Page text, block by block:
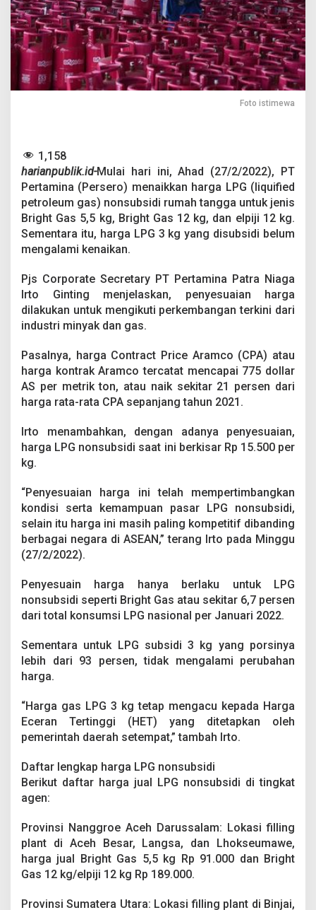
L
P
G
N
o
n
s
u
N
i
k
T
r
s
k
d
u
l
r
B
e
D
a
r
n
y
!
Foto istimewa
1,158
harianpublik.id-Mulai hari ini, Ahad (27/2/2022), PT
Pertamina (Persero) menaikkan harga LPG (liquified
petroleum gas) nonsubsidi rumah tangga untuk jenis
Bright Gas 5,5 kg, Bright Gas 12 kg, dan elpiji 12 kg.
Sementara itu, harga LPG 3 kg yang disubsidi belum
mengalami kenaikan.
Pjs Corporate Secretary PT Pertamina Patra Niaga
Irto Ginting menjelaskan, penyesuaian harga
dilakukan untuk mengikuti perkembangan terkini dari
industri minyak dan gas.
Pasalnya, harga Contract Price Aramco (CPA) atau
harga kontrak Aramco tercatat mencapai 775 dollar
AS per metrik ton, atau naik sekitar 21 persen dari
harga rata-rata CPA sepanjang tahun 2021.
Irto menambahkan, dengan adanya penyesuaian,
harga LPG nonsubsidi saat ini berkisar Rp 15.500 per
kg.
“Penyesuaian harga ini telah mempertimbangkan
kondisi serta kemampuan pasar LPG nonsubsidi,
selain itu harga ini masih paling kompetitif dibanding
berbagai negara di ASEAN,” terang Irto pada Minggu
(27/2/2022).
Penyesuain harga hanya berlaku untuk LPG
nonsubsidi seperti Bright Gas atau sekitar 6,7 persen
dari total konsumsi LPG nasional per Januari 2022.
Sementara untuk LPG subsidi 3 kg yang porsinya
lebih dari 93 persen, tidak mengalami perubahan
harga.
“Harga gas LPG 3 kg tetap mengacu kepada Harga
Eceran Tertinggi (HET) yang ditetapkan oleh
pemerintah daerah setempat,” tambah Irto.
Daftar lengkap harga LPG nonsubsidi
Berikut daftar harga jual LPG nonsubsidi di tingkat
agen:
Provinsi Nanggroe Aceh Darussalam: Lokasi filling
plant di Aceh Besar, Langsa, dan Lhokseumawe,
harga jual Bright Gas 5,5 kg Rp 91.000 dan Bright
Gas 12 kg/elpiji 12 kg Rp 189.000.
Provinsi Sumatera Utara: Lokasi filling plant di Binjai,